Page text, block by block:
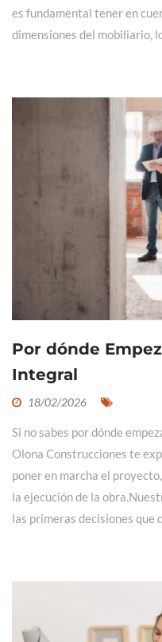
es fundamental tener en
dimensiones del mobiliario,
Por dónde
Integral
18/02/2026
Si no sabes por dónde
Olona Construcciones te
poner en marcha el
la ejecución de la
las primeras decisiones que